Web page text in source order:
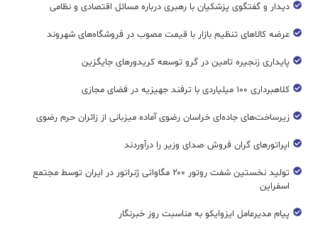
دیدار و گفتگوی پزشکیان با رهبری درباره مسائل اقتصادی و نظامی
عرضه کالاهای تنظیم بازار با قیمت مصوب در فروشگاه‌های شهروند
پایداری زنجیره تامین در گرو توسعه کریدورهای جایگزین
کلاهبرداری ۱۰۰ میلیاردی با ترفند جهیزیه در فضای مجازی
زیرساخت‌های جاده‌ای خراسان رضوی آماده میزبانی از زائران حرم رضوی
اپراتورهای گران فروش صدای وزیر را درآوردند
تولید نخستین شفت روتور ۲۰۰ مگاواتی ژنراتور در ایران توسط مجتمع
اسفراین
پیام مدیرعامل ایزوایکو به مناسبت روز خبرنگار